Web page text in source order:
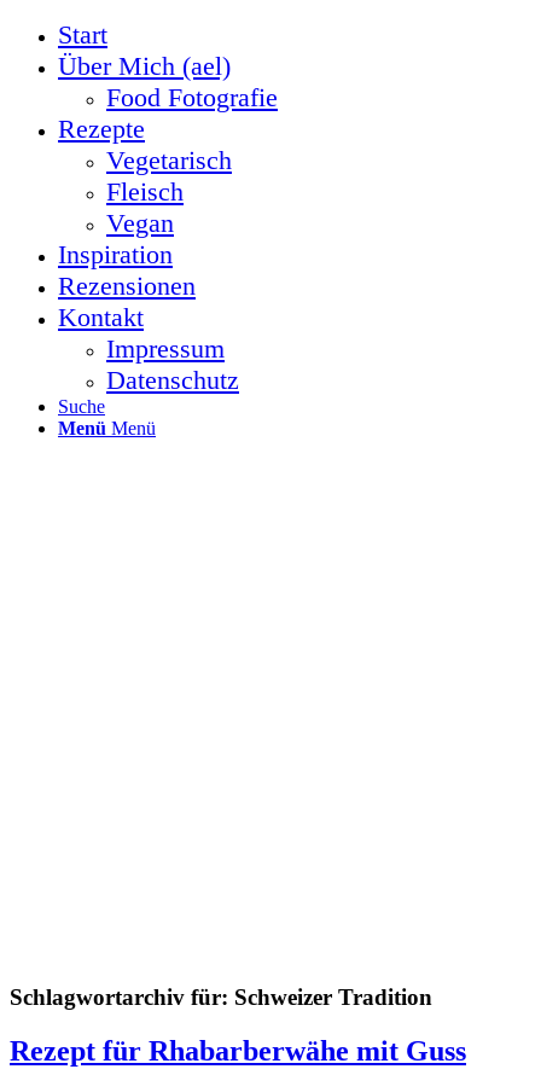
Start
Über Mich (ael)
Food Fotografie
Rezepte
Vegetarisch
Fleisch
Vegan
Inspiration
Rezensionen
Kontakt
Impressum
Datenschutz
Suche
Menü Menü
Schlagwortarchiv für: Schweizer Tradition
Rezept für Rhabarberwähe mit Guss